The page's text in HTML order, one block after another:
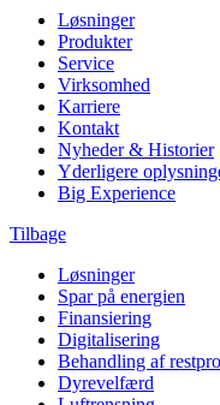
Løsninger
Produkter
Service
Virksomhed
Karriere
Kontakt
Nyheder & Historier
Yderligere
Big Experience
Tilbage
Løsninger
Spar på energien
Finansiering
Digitalisering
Behandling af
Dyrevelfærd